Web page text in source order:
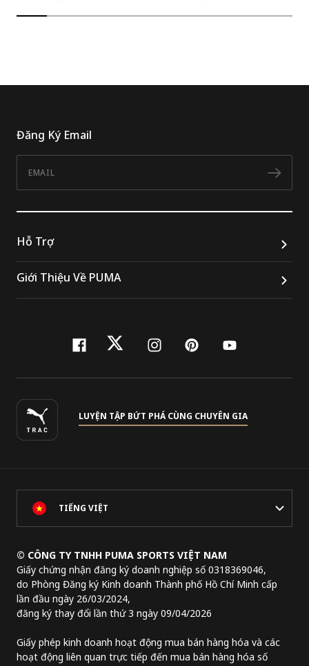
Đăng Ký Email
Hỗ Trợ
Giới Thiệu Về PUMA
facebook
twitterinstagram
pinterest
youtube
LUYỆN TẬP BỨT PHÁ CÙNG CHUYÊN GIA
TIẾNG VIỆT
© CÔNG TY TNHH PUMA SPORTS VIỆT NAM
Giấy chứng nhận đăng ký doanh nghiệp số 0318369046,
do Phòng Đăng ký Kinh doanh Thành phố Hồ Chí Minh cấp
lần đầu ngày 26/03/2024,
đăng ký thay đổi lần thứ 3 ngày 09/04/2026
Giấy phép kinh doanh hoạt động mua bán hàng hóa và các
hoạt động liên quan trực tiếp đến mua bán hàng hóa số